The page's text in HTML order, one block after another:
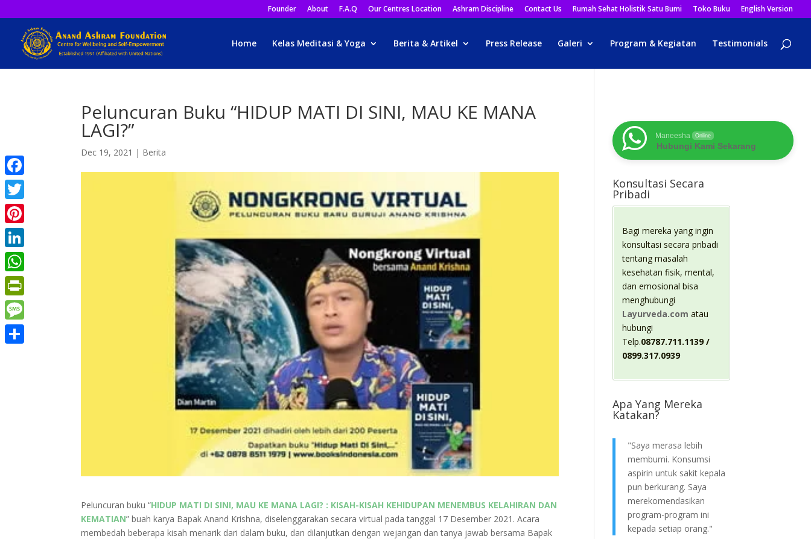
Founder About F.A.Q Our Centres Location Ashram Discipline Contact Us Rumah Sehat Holistik Satu Bumi Toko Buku English Version
Home Kelas Meditasi & Yoga Berita & Artikel Press Release Galeri Program & Kegiatan Testimonials
Peluncuran Buku “HIDUP MATI DI SINI, MAU KE MANA
LAGI?”
Dec 19, 2021 | Berita
Peluncuran buku “HIDUP MATI DI SINI, MAU KE MANA LAGI? : KISAH-KISAH KEHIDUPAN MENEMBUS KELAHIRAN DAN
KEMATIAN” buah karya Bapak Anand Krishna, diselenggarakan secara virtual pada tanggal 17 Desember 2021. Acara
membedah beberapa kisah menarik dari dalam buku, dan dilanjutkan dengan wejangan dan tanya jawab bersama Bapak
Maneesha Online
Hubungi Kami Sekarang
Konsultasi Secara
Pribadi
Bagi mereka yang ingin
konsultasi secara pribadi
tentang masalah
kesehatan fisik, mental,
dan emosional bisa
menghubungi
Layurveda.com atau
hubungi
Telp.08787.711.1139 /
0899.317.0939
Apa Yang Mereka
Katakan?
"Saya merasa lebih
membumi. Konsumsi
aspirin untuk sakit kepala
pun berkurang. Saya
merekomendasikan
program-program ini
kepada setiap orang."
Facebook
Twitter
Pinterest
LinkedIn
WhatsApp
PrintFriendly
Message